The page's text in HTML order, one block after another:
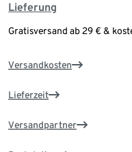
Lieferung
Gratisversand ab 29 € &
Versandkosten
Lieferzeit
Versandpartner